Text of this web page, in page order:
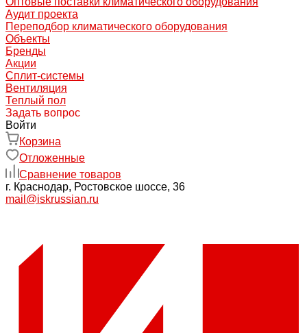
Аудит проекта
Переподбор климатического оборудования
Объекты
Бренды
Акции
Сплит-системы
Вентиляция
Теплый пол
Задать вопрос
Войти
Корзина
Отложенные
Сравнение товаров
г. Краснодар, Ростовское шоссе, 36
mail@iskrussian.ru